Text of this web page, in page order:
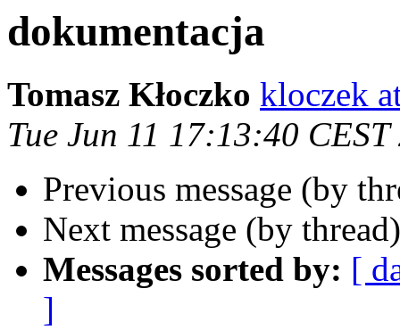
dokumentacja
Tomasz Kłoczko kloczek
Tue Jun 11 17:13:40 CEST
Previous message (by
Next message (by
Messages sorted by: [
]